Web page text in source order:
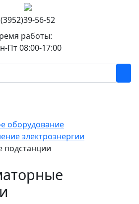
(3952)39-56-52
работы:
Пт 08:00-17:00
оборудование
электроэнергии
подстанции